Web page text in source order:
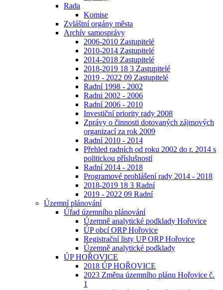
Rada
Komise
Zvláštní orgány města
Archív samosprávy
2006-2010 Zastupitelé
2010-2014 Zastupitelé
2014-2018 Zastupitelé
2018-2019 18 3 Zastupitelé
2019 - 2022 09 Zastupitelé
Radní 1998 - 2002
Radni 2002 - 2006
Radní 2006 - 2010
Investiční priority rady 2008
Zprávy o činnosti dotovaných zájmových
organizací za rok 2009
Radní 2010 - 2014
Přehled radních od roku 2002 do r. 2014 s
politickou příslušností
Radní 2014 - 2018
Programové prohlášení rady 2014 - 2018
2018-2019 18 3 Radní
2019 - 2022 09 Radní
Územní plánování
Úřad územního plánování
Územně analytické podklady Hořovice
ÚP obcí ORP Hořovice
Registrační listy UP ORP Hořovice
Územně analytické podklady
ÚP HOŘOVICE
2018 ÚP HOŘOVICE
2023 Změna územního plánu Hořovice č.
1